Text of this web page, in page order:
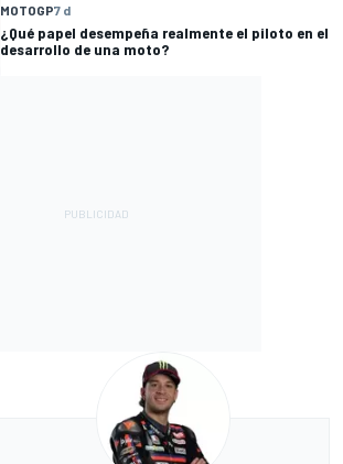
MOTOGP7 d
¿Qué papel desempeña realmente el piloto en el
desarrollo de una moto?